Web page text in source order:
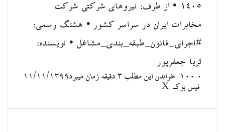
۱۴۰۵ • از طرف: نیروهای شرکتی شرکت
مخابرات ایران در سراسر کشور • هشتگ رسمی:
#اجرای_قانون_طبقه_بندی_مشاغل • نویسنده:
ثریا جعفرپور
۱۱/۱۱/۱۳۹۹ ۰
خواندن این مطلب 3 دقیقه زمان میبرد
فیس بوک X
از